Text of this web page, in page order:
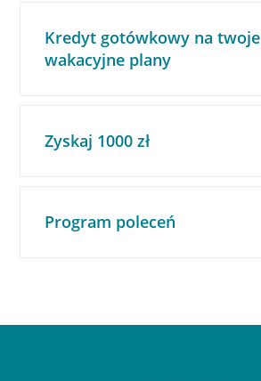
Kredyt gotówkowy na twoje
wakacyjne plany
Zyskaj 1000 zł
Program poleceń